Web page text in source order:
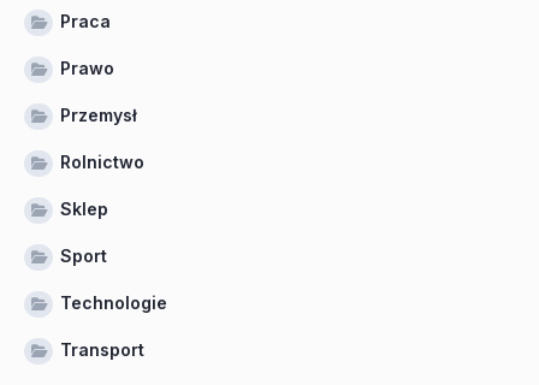
Praca
Prawo
Przemysł
Rolnictwo
Sklep
Sport
Technologie
Transport